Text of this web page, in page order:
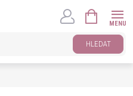
HLEDAT
KOŠÍK